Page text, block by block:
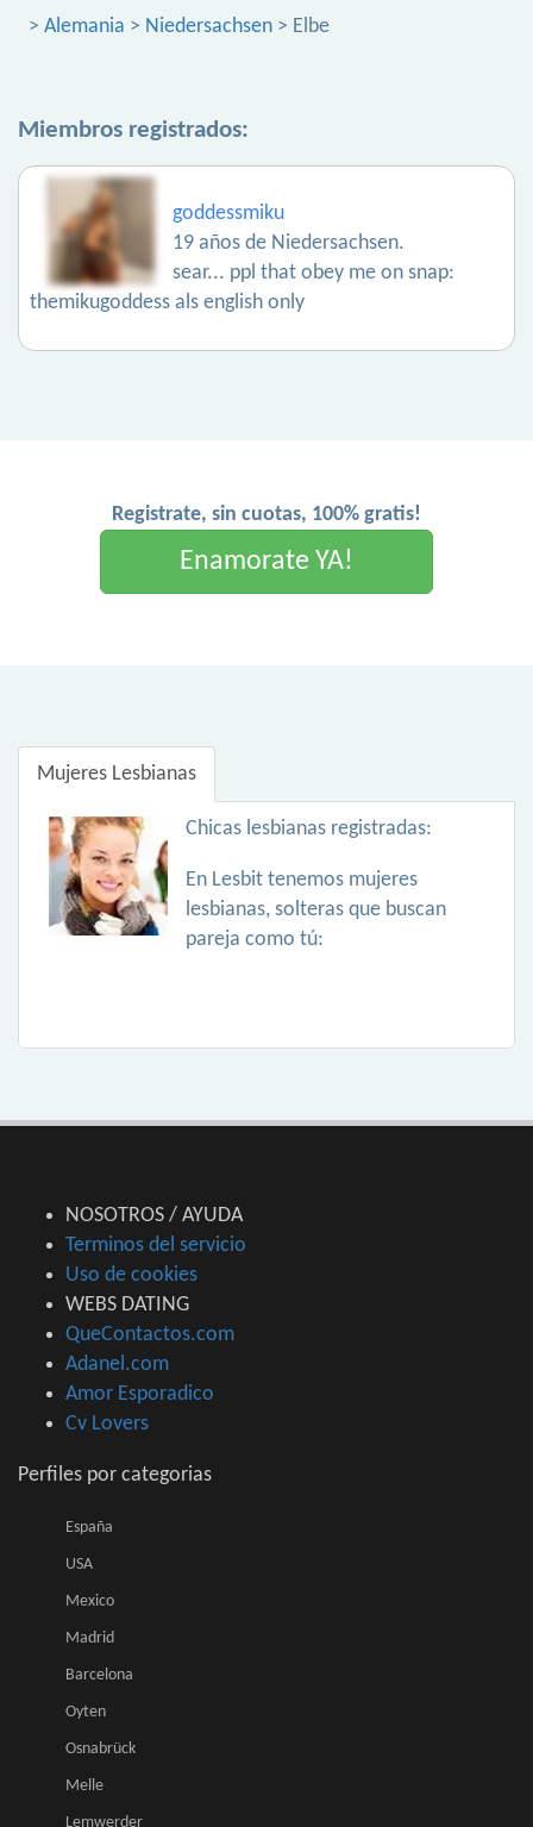
> Alemania > Niedersachsen > Elbe
Miembros registrados:
goddessmiku
19 años de Niedersachsen.
sear... ppl that obey me on snap:
themikugoddess als english only
Registrate, sin cuotas, 100% gratis!
Enamorate YA!
Mujeres Lesbianas
Chicas lesbianas registradas:
En Lesbit tenemos mujeres
lesbianas, solteras que buscan
pareja como tú:
NOSOTROS / AYUDA
Terminos del servicio
Uso de cookies
WEBS DATING
QueContactos.com
Adanel.com
Amor Esporadico
Cv Lovers
Perfiles por categorias
España
USA
Mexico
Madrid
Barcelona
Oyten
Osnabrück
Melle
Lemwerder